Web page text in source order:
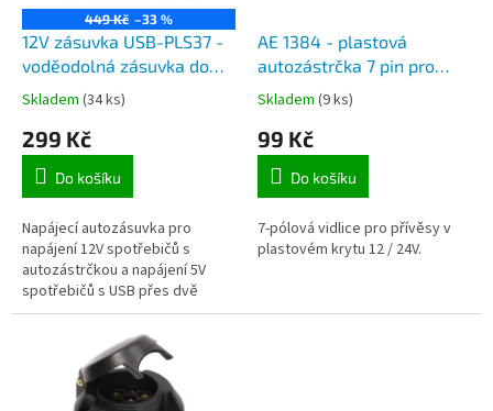
449 Kč –33 %
12V zásuvka USB-PLS37 -
voděodolná zásuvka do
auta 12V, USB, voltmetr
Skladem (34 ks)
299 Kč
Do košíku
Napájecí autozásuvka pro
napájení 12V spotřebičů s
autozástrčkou a napájení 5V
spotřebičů s USB přes dvě
vestavěné USB
zásuvky.Červené podsvícení.
AE 1384 - plastová
autozástrčka 7 pin pro
napojení přívěsného
Skladem (9 ks)
99 Kč
Do košíku
7-pólová vidlice pro přívěsy v
plastovém krytu 12 / 24V.